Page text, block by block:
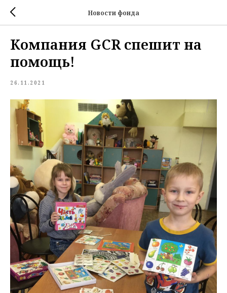
Новости фонда
Компания GCR спешит на
помощь!
26.11.2021